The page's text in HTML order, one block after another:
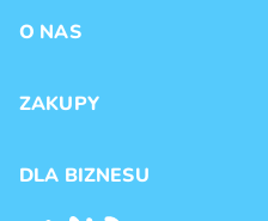
O NAS
Sklepy
ZAKUPY
Dostawa
DLA BIZNESU